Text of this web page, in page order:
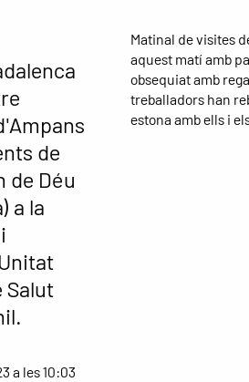
de
de Déu
a la
Salut
a les 10:03
Matinal de visites
aquest matí amb
obsequiat amb
treballadors han
estona amb ells i